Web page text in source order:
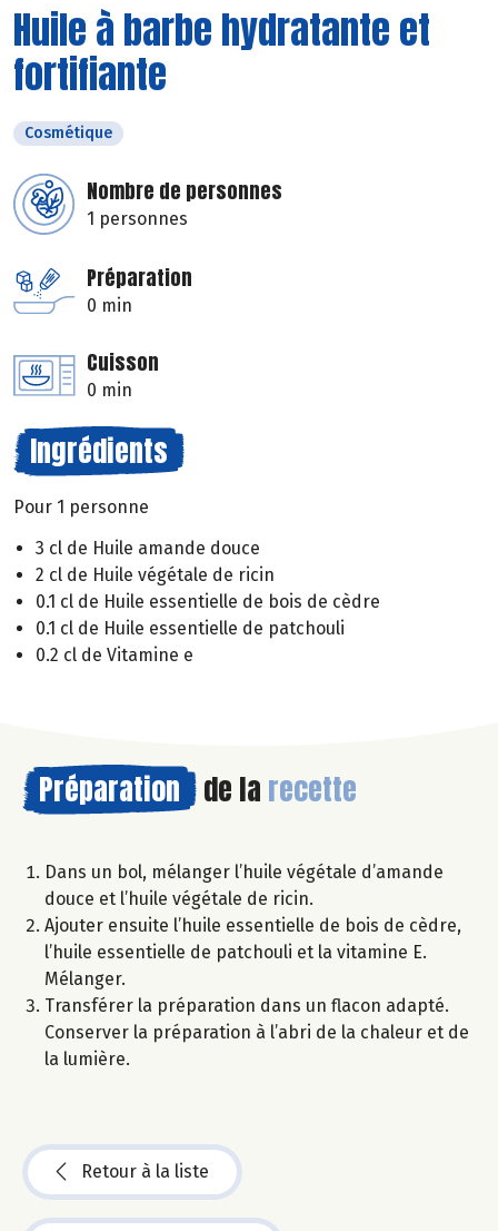
Huile à barbe hydratante et
fortifiante
Cosmétique
Nombre de personnes
1 personnes
Préparation
0 min
Cuisson
0 min
Ingrédients
Pour 1 personne
3 cl de Huile amande douce
2 cl de Huile végétale de ricin
0.1 cl de Huile essentielle de bois de cèdre
0.1 cl de Huile essentielle de patchouli
0.2 cl de Vitamine e
Préparation de la recette
Dans un bol, mélanger l’huile végétale d’amande
douce et l’huile végétale de ricin.
Ajouter ensuite l’huile essentielle de bois de cèdre,
l’huile essentielle de patchouli et la vitamine E.
Mélanger.
Transférer la préparation dans un flacon adapté.
Conserver la préparation à l’abri de la chaleur et de
la lumière.
Retour à la liste